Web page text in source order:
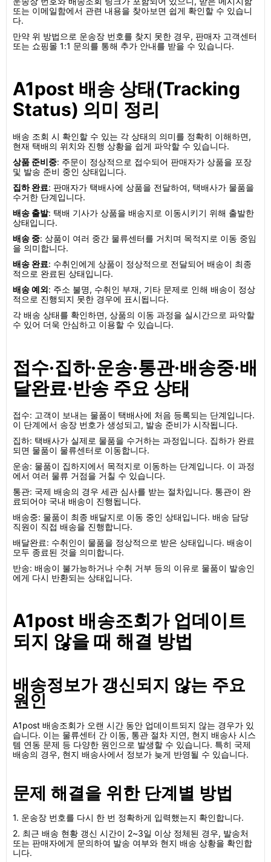
또는 이메일함에서 관련 내용을 찾아보면 쉽게 확인할 수 있습니
다.
만약 위 방법으로 운송장 번호를 찾지 못한 경우, 판매자 고객센터
또는 쇼핑몰 1:1 문의를 통해 추가 안내를 받을 수 있습니다.
A1post 배송 상태(Tracking
Status) 의미 정리
배송 조회 시 확인할 수 있는 각 상태의 의미를 정확히 이해하면,
현재 택배의 위치와 진행 상황을 쉽게 파악할 수 있습니다.
상품 준비중: 주문이 정상적으로 접수되어 판매자가 상품을 포장
및 발송 준비 중인 상태입니다.
집하 완료: 판매자가 택배사에 상품을 전달하여, 택배사가 물품을
수거한 단계입니다.
배송 출발: 택배 기사가 상품을 배송지로 이동시키기 위해 출발한
상태입니다.
배송 중: 상품이 여러 중간 물류센터를 거치며 목적지로 이동 중임
을 의미합니다.
배송 완료: 수취인에게 상품이 정상적으로 전달되어 배송이 최종
적으로 완료된 상태입니다.
배송 예외: 주소 불명, 수취인 부재, 기타 문제로 인해 배송이 정상
적으로 진행되지 못한 경우에 표시됩니다.
각 배송 상태를 확인하면, 상품의 이동 과정을 실시간으로 파악할
수 있어 더욱 안심하고 이용할 수 있습니다.
접수·집하·운송·통관·배송중·배
달완료·반송 주요 상태
접수: 고객이 보내는 물품이 택배사에 처음 등록되는 단계입니다.
이 단계에서 송장 번호가 생성되고, 발송 준비가 시작됩니다.
집하: 택배사가 실제로 물품을 수거하는 과정입니다. 집하가 완료
되면 물품이 물류센터로 이동합니다.
운송: 물품이 집하지에서 목적지로 이동하는 단계입니다. 이 과정
에서 여러 물류 거점을 거칠 수 있습니다.
통관: 국제 배송의 경우 세관 심사를 받는 절차입니다. 통관이 완
료되어야 국내 배송이 진행됩니다.
배송중: 물품이 최종 배달지로 이동 중인 상태입니다. 배송 담당
직원이 직접 배송을 진행합니다.
배달완료: 수취인이 물품을 정상적으로 받은 상태입니다. 배송이
모두 종료된 것을 의미합니다.
반송: 배송이 불가능하거나 수취 거부 등의 이유로 물품이 발송인
에게 다시 반환되는 상태입니다.
A1post 배송조회가 업데이트
되지 않을 때 해결 방법
배송정보가 갱신되지 않는 주요
원인
A1post 배송조회가 오랜 시간 동안 업데이트되지 않는 경우가 있
습니다. 이는 물류센터 간 이동, 통관 절차 지연, 현지 배송사 시스
템 연동 문제 등 다양한 원인으로 발생할 수 있습니다. 특히 국제
배송의 경우, 현지 배송사에서 정보가 늦게 반영될 수 있습니다.
문제 해결을 위한 단계별 방법
1. 운송장 번호를 다시 한 번 정확하게 입력했는지 확인합니다.
2. 최근 배송 현황 갱신 시간이 2~3일 이상 정체된 경우, 발송처
또는 판매자에게 문의하여 발송 여부와 현지 배송 상황을 확인합
니다.